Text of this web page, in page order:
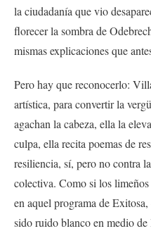
la ciudadanía que vio
florecer la sombra de
mismas explicaciones que
Pero hay que reconocerlo:
artística, para convertir la
agachan la cabeza, ella la
culpa, ella recita poemas de
resiliencia, sí, pero no contra
colectiva. Como si los
en aquel programa de
sido ruido blanco en medio de